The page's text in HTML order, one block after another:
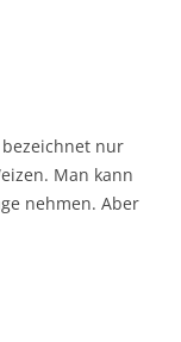
nur
Man kann
nehmen. Aber